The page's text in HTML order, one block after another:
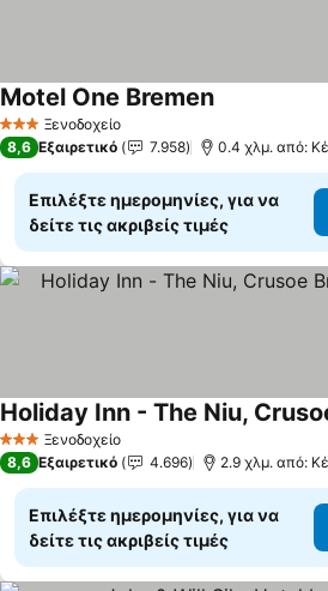
3 ΑστέριαΞενοδοχείο
Motel One BremenΕμφάνιση
8,6 Εξαιρετικό 7.958 0.4 χλμ. από:
Επιλέξτε ημερομηνίες, για να
δείτε τις ακριβείς τιμές
3 ΑστέριαΞενοδοχείο
Εμφάνιση τιμών
8,6 Εξαιρετικό 4.696 2.9 χλμ. από:
Επιλέξτε ημερομηνίες, για να
δείτε τις ακριβείς τιμές